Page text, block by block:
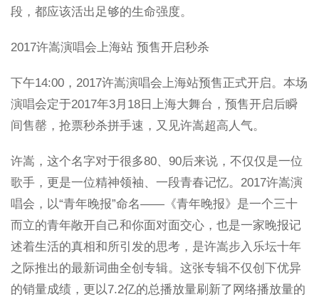
段，都应该活出足够的生命强度。
2017许嵩演唱会上海站 预售开启秒杀
下午14:00，2017许嵩演唱会上海站预售正式开启。本场
演唱会定于2017年3月18日上海大舞台，预售开启后瞬
间售罄，抢票秒杀拼手速，又见许嵩超高人气。
许嵩，这个名字对于很多80、90后来说，不仅仅是一位
歌手，更是一位精神领袖、一段青春记忆。2017许嵩演
唱会，以“青年晚报”命名——《青年晚报》是一个三十
而立的青年敞开自己和你面对面交心，也是一家晚报记
述着生活的真相和所引发的思考，是许嵩步入乐坛十年
之际推出的最新词曲全创专辑。这张专辑不仅创下优异
的销量成绩，更以7.2亿的总播放量刷新了网络播放量的